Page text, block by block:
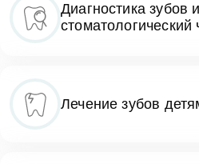
Диагностика зубов
стоматологический
Лечение зубов